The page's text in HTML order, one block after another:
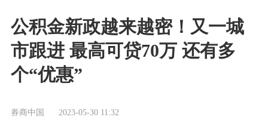
公积金新政越来越密！又一城
市跟进 最高可贷70万 还有多
个“优惠”
券商中国 2023-05-30 11:32